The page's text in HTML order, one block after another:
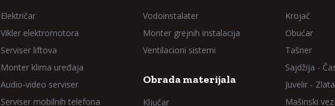
Električar
Vikler elektromotora
Serviser liftova
Monter klima uređaja
Audio-video serviser
Serviser mobilnih telefona
Vodoinstalater
Monter grejnih instalacija
Ventilacioni sistemi
Obrada materijala
Ključar
Krojač
Obućar
Tašner
Sajdžija -
Juvelir -
Mašinski vez